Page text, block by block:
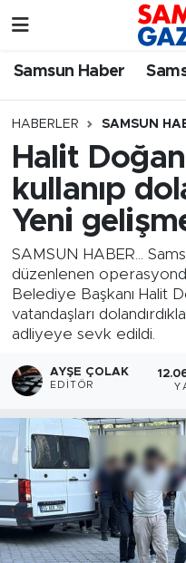
Samsun Haber
HABERLER SAMSUN
Halit
kullanıp
Yeni
SAMSUN HABER...
düzenlenen
Belediye Başkanı Halit
vatandaşları
adliyeye sevk edildi.
AYŞE ÇOLAK
EDITÖR
Samsun Haber
Samsun Rehberi
Resmi İlanlar
Samsun Nöbetçi
SAMSUN Namaz
Samsun Trafik
Süper Lig Puan
Tüm Manşetler
Son Dakika
Haber Arşivi